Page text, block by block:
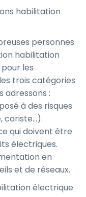
habilitation
personnes
habilitation
les
trois catégories
adressons :
à des risques
cariste…).
qui doivent être
électriques.
en
et de réseaux.
électrique